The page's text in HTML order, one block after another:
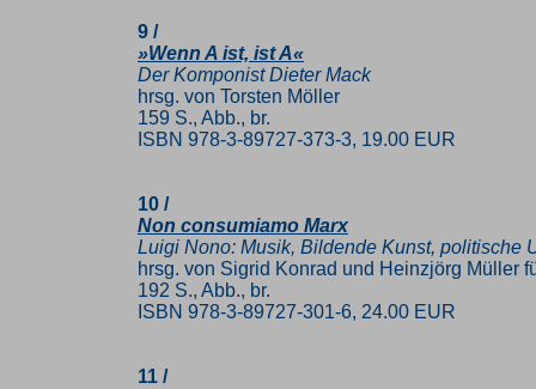
9 /
»Wenn A ist, ist A«
Der Komponist Dieter Mack
hrsg. von Torsten Möller
159 S., Abb., br.
ISBN 978-3-89727-373-3, 19.00 EUR
10 /
Non consumiamo Marx
Luigi Nono: Musik, Bildende Kunst, politische
hrsg. von Sigrid Konrad und Heinzjörg Müller
192 S., Abb., br.
ISBN 978-3-89727-301-6, 24.00 EUR
11 /